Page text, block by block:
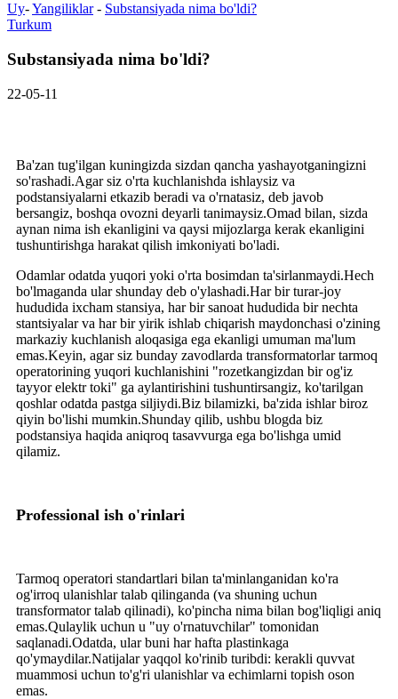
Uy-Yangiliklar- Substansiyada nima bo'ldi?
Turkum
Substansiyada nima bo'ldi?
22-05-11
Ba'zan tug'ilgan kuningizda sizdan qancha yashayotganingizni
so'rashadi.Agar siz o'rta kuchlanishda ishlaysiz va
podstansiyalarni etkazib beradi va o'rnatasiz, deb javob
bersangiz, boshqa ovozni deyarli tanimaysiz.Omad bilan, sizda
aynan nima ish ekanligini va qaysi mijozlarga kerak ekanligini
tushuntirishga harakat qilish imkoniyati bo'ladi.
Odamlar odatda yuqori yoki o'rta bosimdan ta'sirlanmaydi.Hech
bo'lmaganda ular shunday deb o'ylashadi.Har bir turar-joy
hududida ixcham stansiya, har bir sanoat hududida bir nechta
stantsiyalar va har bir yirik ishlab chiqarish maydonchasi o'zining
markaziy kuchlanish aloqasiga ega ekanligi umuman ma'lum
emas.Keyin, agar siz bunday zavodlarda transformatorlar tarmoq
operatorining yuqori kuchlanishini "rozetkangizdan bir og'iz
tayyor elektr toki" ga aylantirishini tushuntirsangiz, ko'tarilgan
qoshlar odatda pastga siljiydi.Biz bilamizki, ba'zida ishlar biroz
qiyin bo'lishi mumkin.Shunday qilib, ushbu blogda biz
podstansiya haqida aniqroq tasavvurga ega bo'lishga umid
qilamiz.
Professional ish o'rinlari
Tarmoq operatori standartlari bilan ta'minlanganidan ko'ra
og'irroq ulanishlar talab qilinganda (va shuning uchun
transformator talab qilinadi), ko'pincha nima bilan bog'liqligi aniq
emas.Qulaylik uchun u "uy o'rnatuvchilar" tomonidan
saqlanadi.Odatda, ular buni har hafta plastinkaga
qo'ymaydilar.Natijalar yaqqol ko'rinib turibdi: kerakli quvvat
muammosi uchun to'g'ri ulanishlar va echimlarni topish oson
emas.